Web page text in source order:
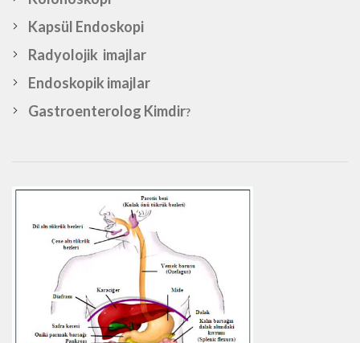
Kapsül Endoskopi
Radyolojik imajlar
Endoskopik imajlar
Gastroenterolog Kimdir?